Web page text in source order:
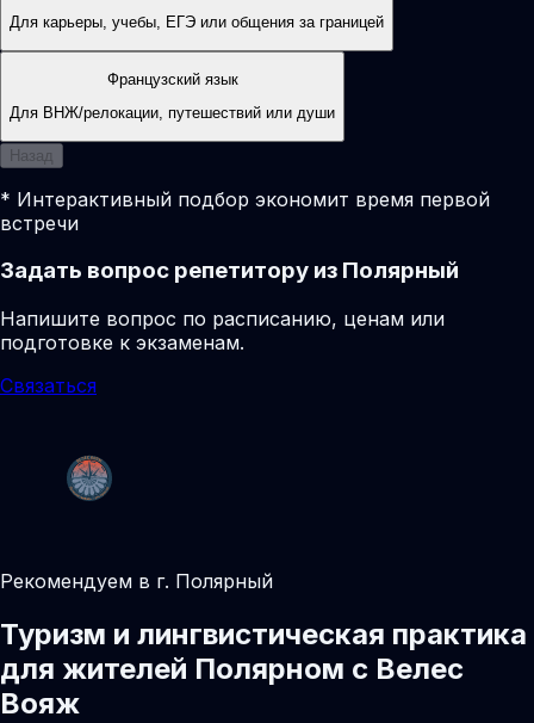
Для карьеры, учебы, ЕГЭ или общения за границей
Французский язык
Для ВНЖ/релокации, путешествий или души
Назад
* Интерактивный подбор экономит время первой
встречи
Задать вопрос репетитору из Полярный
Напишите вопрос по расписанию, ценам или
подготовке к экзаменам.
Связаться
Рекомендуем в г. Полярный
Туризм и лингвистическая практика
для жителей Полярном с Велес
Вояж